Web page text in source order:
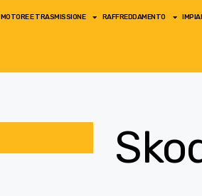
MOTORE E TRASMISSIONE RAFFREDDAMENTO